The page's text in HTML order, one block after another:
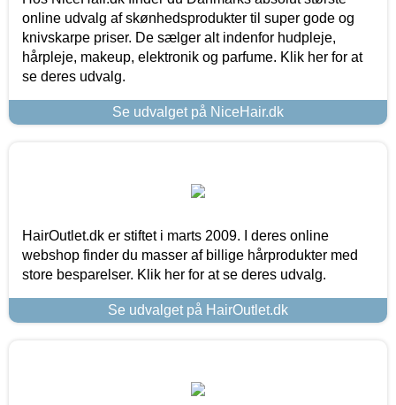
online udvalg af skønhedsprodukter til super gode og
knivskarpe priser. De sælger alt indenfor hudpleje,
hårpleje, makeup, elektronik og parfume. Klik her for at
se deres udvalg.
Se udvalget på NiceHair.dk
HairOutlet.dk er stiftet i marts 2009. I deres online
webshop finder du masser af billige hårprodukter med
store besparelser. Klik her for at se deres udvalg.
Se udvalget på HairOutlet.dk